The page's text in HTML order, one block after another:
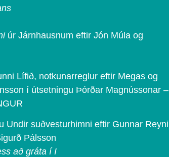
úr Járnhausnum eftir Jón Múla og
Lífið, notkunarreglur eftir Megas og
í útsetningu Þórðar Magnússonar –
Undir suðvesturhimni eftir Gunnar Reyni
Pálsson
að gráta í I